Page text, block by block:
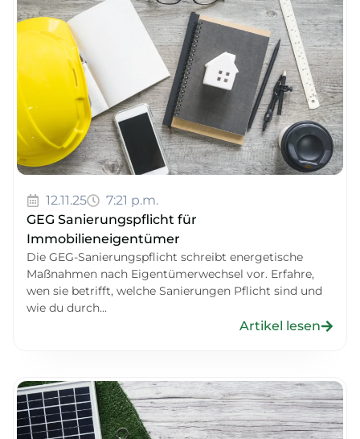
12.11.25
7:21 p.m.
GEG Sanierungspflicht für
Immobilieneigentümer
Die GEG-Sanierungspflicht schreibt energetische
Maßnahmen nach Eigentümerwechsel vor. Erfahre,
wen sie betrifft, welche Sanierungen Pflicht sind und
wie du durch...
Artikel lesen